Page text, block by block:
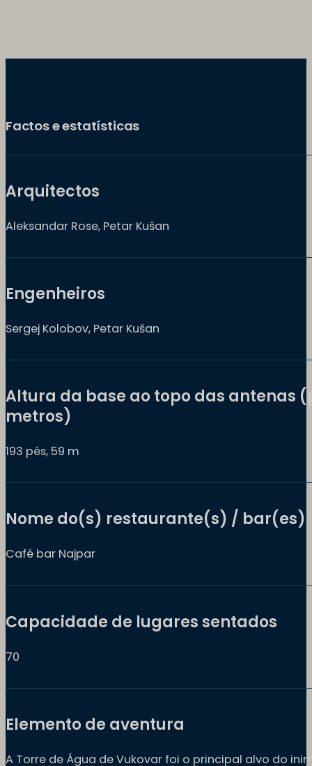
Factos e estatísticas
Arquitectos
Aleksandar Rose, Petar Kušan
Engenheiros
Sergej Kolobov, Petar Kušan
Altura da base ao topo das antenas
metros)
193 pés, 59 m
Nome do(s) restaurante(s) / bar(es)
Café bar Najpar
Capacidade de lugares sentados
70
Elemento de aventura
A Torre de Água de Vukovar foi o principal alvo do